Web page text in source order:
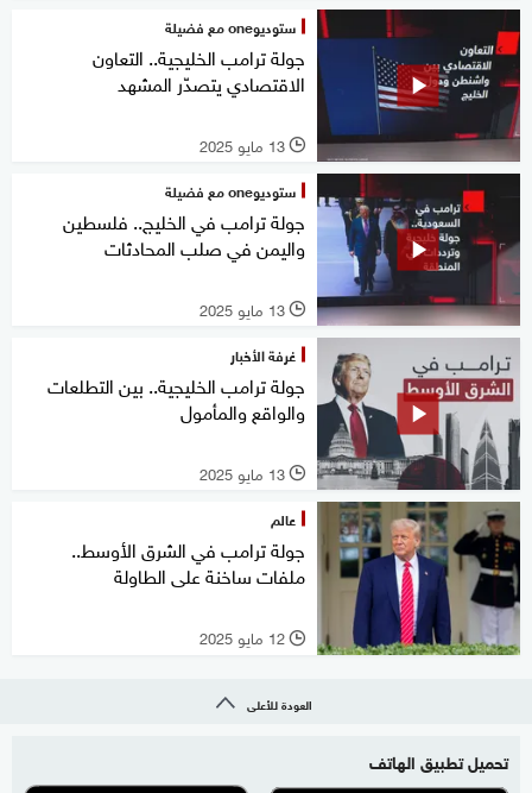
ستوديوone مع فضيلة
جولة ترامب الخليجية.. التعاون
الاقتصادي يتصدّر المشهد
l 13 مايو 2025
ستوديوone مع فضيلة
جولة ترامب في الخليج.. فلسطين
واليمن في صلب المحادثات
l 13 مايو 2025
غرفة الأخبار
جولة ترامب الخليجية.. بين التطلعات
والواقع والمأمول
l 13 مايو 2025
عالم
جولة ترامب في الشرق الأوسط..
ملفات ساخنة على الطاولة
l 12 مايو 2025
العودة للأعلى
تحميل تطبيق الهاتف